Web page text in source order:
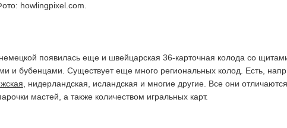
howlingpixel.com.
появилась еще и швейцарская 36-карточная колода со
и бубенцами. Существует еще много региональных колод. Есть,
, нидерландская, исландская и многие другие. Все они отличаются
мастей, а также количеством игральных карт.